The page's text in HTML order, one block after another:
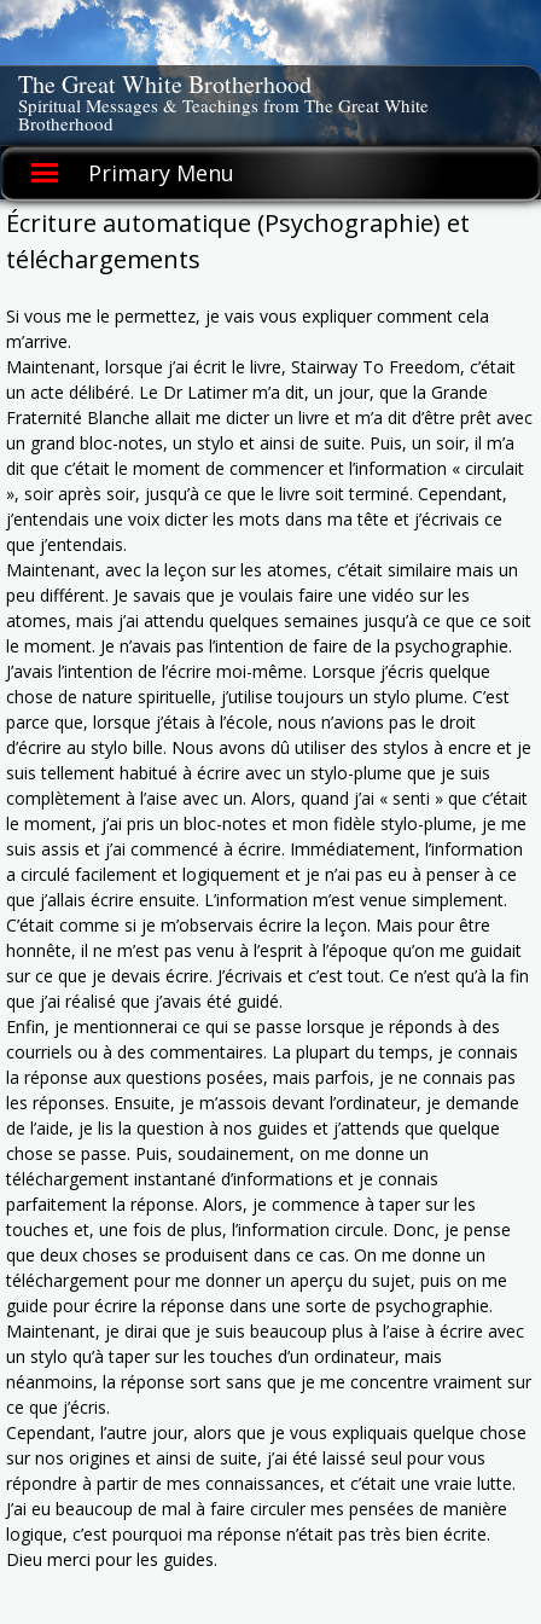
Skip
to
content
The Great White Brotherhood
Spiritual Messages & Teachings from The Great White
Brotherhood
Primary Menu
Écriture automatique (Psychographie) et
téléchargements
Si vous me le permettez, je vais vous expliquer comment cela
m’arrive.
Maintenant, lorsque j’ai écrit le livre, Stairway To Freedom, c’était
un acte délibéré. Le Dr Latimer m’a dit, un jour, que la Grande
Fraternité Blanche allait me dicter un livre et m’a dit d’être prêt avec
un grand bloc-notes, un stylo et ainsi de suite. Puis, un soir, il m’a
dit que c’était le moment de commencer et l’information « circulait
», soir après soir, jusqu’à ce que le livre soit terminé. Cependant,
j’entendais une voix dicter les mots dans ma tête et j’écrivais ce
que j’entendais.
Maintenant, avec la leçon sur les atomes, c’était similaire mais un
peu différent. Je savais que je voulais faire une vidéo sur les
atomes, mais j’ai attendu quelques semaines jusqu’à ce que ce soit
le moment. Je n’avais pas l’intention de faire de la psychographie.
J’avais l’intention de l’écrire moi-même. Lorsque j’écris quelque
chose de nature spirituelle, j’utilise toujours un stylo plume. C’est
parce que, lorsque j’étais à l’école, nous n’avions pas le droit
d’écrire au stylo bille. Nous avons dû utiliser des stylos à encre et je
suis tellement habitué à écrire avec un stylo-plume que je suis
complètement à l’aise avec un. Alors, quand j’ai « senti » que c’était
le moment, j’ai pris un bloc-notes et mon fidèle stylo-plume, je me
suis assis et j’ai commencé à écrire. Immédiatement, l’information
a circulé facilement et logiquement et je n’ai pas eu à penser à ce
que j’allais écrire ensuite. L’information m’est venue simplement.
C’était comme si je m’observais écrire la leçon. Mais pour être
honnête, il ne m’est pas venu à l’esprit à l’époque qu’on me guidait
sur ce que je devais écrire. J’écrivais et c’est tout. Ce n’est qu’à la fin
que j’ai réalisé que j’avais été guidé.
Enfin, je mentionnerai ce qui se passe lorsque je réponds à des
courriels ou à des commentaires. La plupart du temps, je connais
la réponse aux questions posées, mais parfois, je ne connais pas
les réponses. Ensuite, je m’assois devant l’ordinateur, je demande
de l’aide, je lis la question à nos guides et j’attends que quelque
chose se passe. Puis, soudainement, on me donne un
téléchargement instantané d’informations et je connais
parfaitement la réponse. Alors, je commence à taper sur les
touches et, une fois de plus, l’information circule. Donc, je pense
que deux choses se produisent dans ce cas. On me donne un
téléchargement pour me donner un aperçu du sujet, puis on me
guide pour écrire la réponse dans une sorte de psychographie.
Maintenant, je dirai que je suis beaucoup plus à l’aise à écrire avec
un stylo qu’à taper sur les touches d’un ordinateur, mais
néanmoins, la réponse sort sans que je me concentre vraiment sur
ce que j’écris.
Cependant, l’autre jour, alors que je vous expliquais quelque chose
sur nos origines et ainsi de suite, j’ai été laissé seul pour vous
répondre à partir de mes connaissances, et c’était une vraie lutte.
J’ai eu beaucoup de mal à faire circuler mes pensées de manière
logique, c’est pourquoi ma réponse n’était pas très bien écrite.
Dieu merci pour les guides.